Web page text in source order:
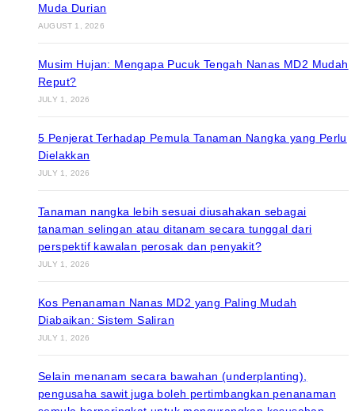
Muda Durian
AUGUST 1, 2026
Musim Hujan: Mengapa Pucuk Tengah Nanas MD2 Mudah
Reput?
JULY 1, 2026
5 Penjerat Terhadap Pemula Tanaman Nangka yang Perlu
Dielakkan
JULY 1, 2026
Tanaman nangka lebih sesuai diusahakan sebagai
tanaman selingan atau ditanam secara tunggal dari
perspektif kawalan perosak dan penyakit?
JULY 1, 2026
Kos Penanaman Nanas MD2 yang Paling Mudah
Diabaikan: Sistem Saliran
JULY 1, 2026
Selain menanam secara bawahan (underplanting),
pengusaha sawit juga boleh pertimbangkan penanaman